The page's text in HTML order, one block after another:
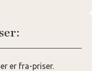
er fra-priser.